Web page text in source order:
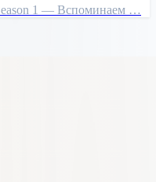
1 — Вспоминаем …